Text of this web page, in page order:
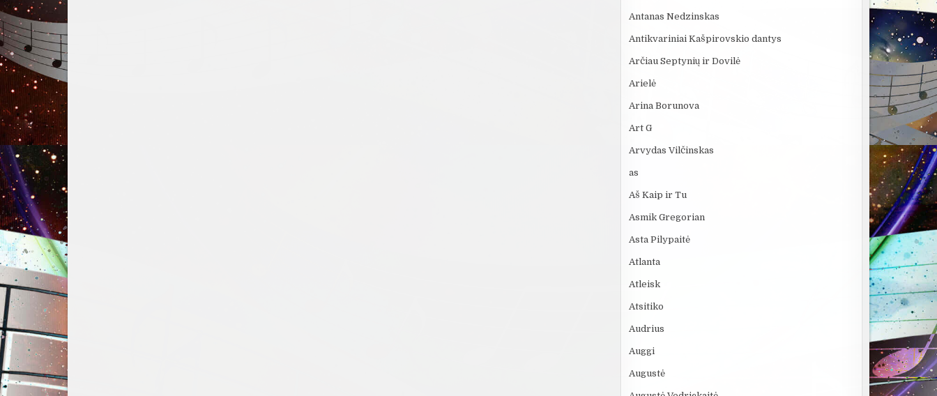
Antanas Nedzinskas
Antikvariniai Kašpirovskio dantys
Arčiau Septynių ir Dovilė
Arielė
Arina Borunova
Art G
Arvydas Vilčinskas
as
Aš Kaip ir Tu
Asmik Gregorian
Asta Pilypaitė
Atlanta
Atleisk
Atsitiko
Audrius
Auggi
Augustė